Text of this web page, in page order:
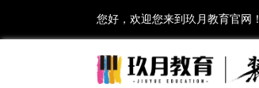
您好，欢迎您来到玖月教育官网！